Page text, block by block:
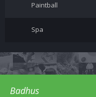
Paintball
Spa
Badhus